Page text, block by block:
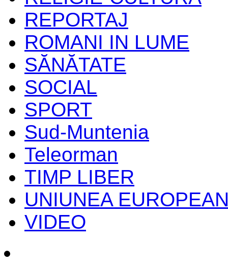
REPORTAJ
ROMANI IN LUME
SĂNĂTATE
SOCIAL
SPORT
Sud-Muntenia
Teleorman
TIMP LIBER
UNIUNEA
VIDEO